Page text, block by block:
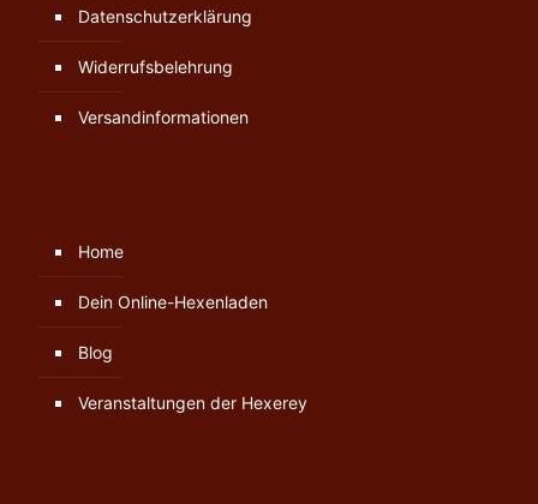
Datenschutzerklärung
Widerrufsbelehrung
Versandinformationen
Home
Dein Online-Hexenladen
Blog
Veranstaltungen der Hexerey